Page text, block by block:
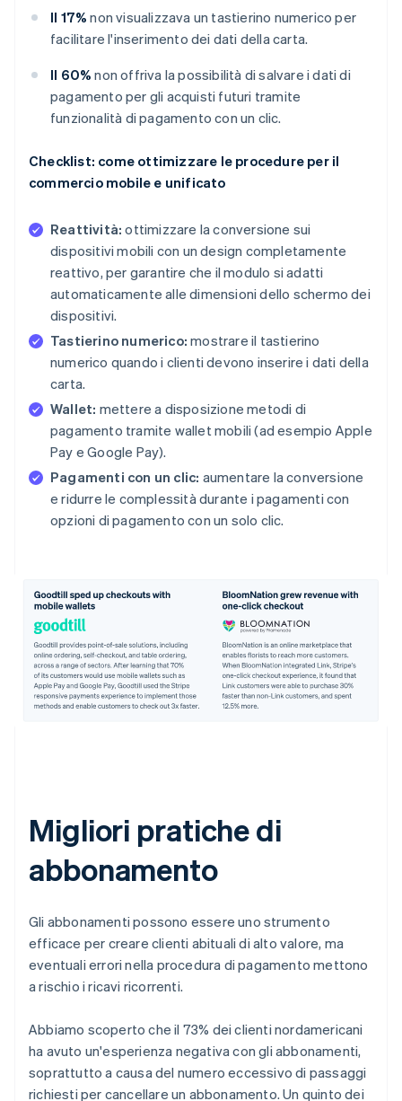
Il 17% non visualizzava un tastierino numerico per
facilitare l'inserimento dei dati della carta.
Il 60% non offriva la possibilità di salvare i dati di
pagamento per gli acquisti futuri tramite
funzionalità di pagamento con un clic.
Checklist: come ottimizzare le procedure per il
commercio mobile e unificato
Reattività: ottimizzare la conversione sui
dispositivi mobili con un design completamente
reattivo, per garantire che il modulo si adatti
automaticamente alle dimensioni dello schermo dei
dispositivi.
Tastierino numerico: mostrare il tastierino
numerico quando i clienti devono inserire i dati della
carta.
Wallet: mettere a disposizione metodi di
pagamento tramite wallet mobili (ad esempio Apple
Pay e Google Pay).
Pagamenti con un clic: aumentare la conversione
e ridurre le complessità durante i pagamenti con
opzioni di pagamento con un solo clic.
Migliori pratiche di
abbonamento
Gli abbonamenti possono essere uno strumento
efficace per creare clienti abituali di alto valore, ma
eventuali errori nella procedura di pagamento mettono
a rischio i ricavi ricorrenti.
Abbiamo scoperto che il 73% dei clienti nordamericani
ha avuto un'esperienza negativa con gli abbonamenti,
soprattutto a causa del numero eccessivo di passaggi
richiesti per cancellare un abbonamento. Un quinto dei